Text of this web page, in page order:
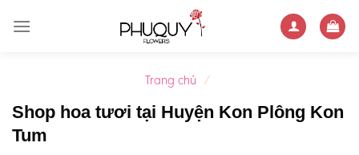
Trang chủ /
Shop hoa tươi tại Huyện Kon Plông Kon
Tum